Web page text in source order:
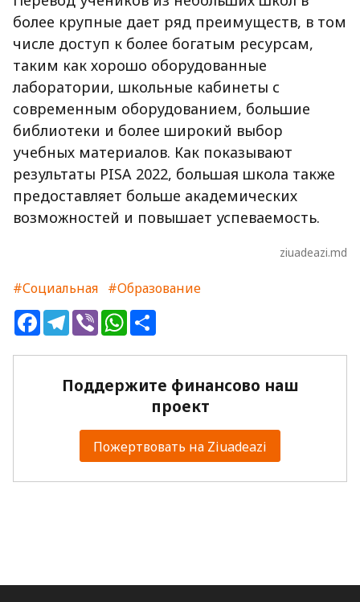
более крупные дает ряд преимуществ, в том
числе доступ к более богатым ресурсам,
таким как хорошо оборудованные
лаборатории, школьные кабинеты с
современным оборудованием, большие
библиотеки и более широкий выбор
учебных материалов. Как показывают
результаты PISA 2022, большая школа также
предоставляет больше академических
возможностей и повышает успеваемость.
ziuadeazi.md
#Социальная #Образование
FacebookTelegram
ViberWhatsApp
Поддержите финансово наш
проект
Пожертвовать на Ziuadeazi